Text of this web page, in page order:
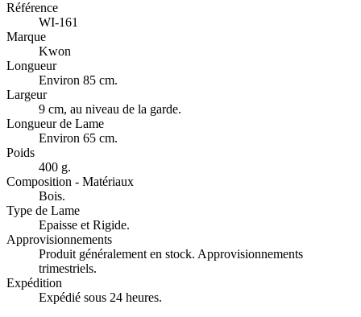
Référence
WI-161
Marque
Kwon
Longueur
Environ 85 cm.
Largeur
9 cm, au niveau de la garde.
Longueur de Lame
Environ 65 cm.
Poids
400 g.
Composition - Matériaux
Bois.
Type de Lame
Epaisse et Rigide.
Approvisionnements
Produit généralement en stock. Approvisionnements
trimestriels.
Expédition
Expédié sous 24 heures.